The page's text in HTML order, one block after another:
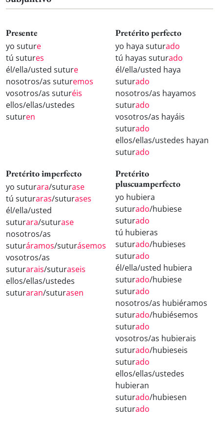
Presente
yo suture
tú sutures
él/ella/usted suture
nosotros/as suturemos
vosotros/as suturéis
ellos/ellas/ustedes
suturen
Pretérito perfecto
yo haya suturado
tú hayas suturado
él/ella/usted haya
suturado
nosotros/as hayamos
suturado
vosotros/as hayáis
suturado
ellos/ellas/ustedes hayan
suturado
Pretérito imperfecto
yo suturara/suturase
tú suturaras/suturases
él/ella/usted
suturara/suturase
nosotros/as
suturáramos/suturásemos
vosotros/as
suturarais/suturaseis
ellos/ellas/ustedes
suturaran/suturasen
Pretérito
pluscuamperfecto
yo hubiera
suturado/hubiese
suturado
tú hubieras
suturado/hubieses
suturado
él/ella/usted hubiera
suturado/hubiese
suturado
nosotros/as hubiéramos
suturado/hubiésemos
suturado
vosotros/as hubierais
suturado/hubieseis
suturado
ellos/ellas/ustedes
hubieran
suturado/hubiesen
suturado